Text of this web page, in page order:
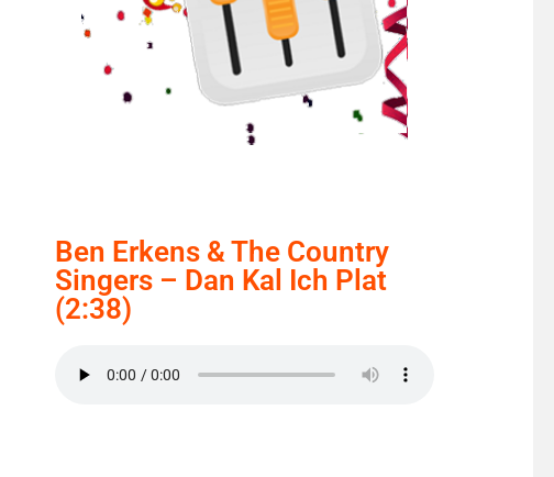
Ben Erkens & The Country
Singers – Dan Kal Ich Plat
(2:38)